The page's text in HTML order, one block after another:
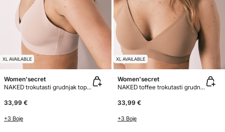
XL AVAILABLE
Women'secret
NAKED trokutasti grudnjak top boje karamele
33,99 €
+3 Boje
XL AVAILABLE
Women'secret
NAKED toffee trokutasti grudnjak top
33,99 €
+3 Boje